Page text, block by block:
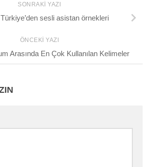
SONRAKI YAZI
sesli asistan örnekleri
ÖNCEKI YAZI
Arasında En Çok Kullanılan Kelimeler